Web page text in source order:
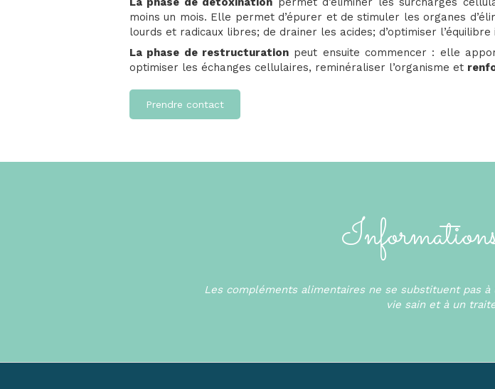
moins un mois. Elle permet d’épurer et de stimuler les organes
lourds et radicaux libres; de drainer les acides; d’optimiser l’équilibre
La phase de restructurationpeut ensuite commencer : elle
optimiser les échanges cellulaires, reminéraliser l’organisme et
Prendre contact
Informations
Les compléments alimentaires ne se substituent pas
vie sain et à un